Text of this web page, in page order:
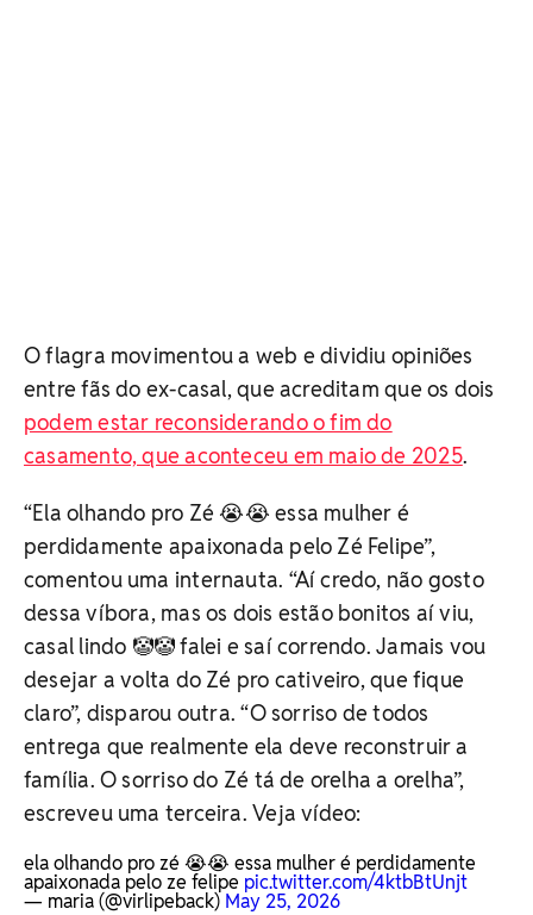
O flagra movimentou a web e dividiu opiniões
entre fãs do ex-casal, que acreditam que os dois
podem estar reconsiderando o fim do
casamento, que aconteceu em maio de 2025.
“Ela olhando pro Zé 😭😭 essa mulher é
perdidamente apaixonada pelo Zé Felipe”,
comentou uma internauta. “Aí credo, não gosto
dessa víbora, mas os dois estão bonitos aí viu,
casal lindo 🤡🤡 falei e saí correndo. Jamais vou
desejar a volta do Zé pro cativeiro, que fique
claro”, disparou outra. “O sorriso de todos
entrega que realmente ela deve reconstruir a
família. O sorriso do Zé tá de orelha a orelha”,
escreveu uma terceira. Veja vídeo:
ela olhando pro zé 😭😭 essa mulher é perdidamente
apaixonada pelo ze felipe pic.twitter.com/4ktbBtUnjt
— maria (@virlipeback)May 25, 2026